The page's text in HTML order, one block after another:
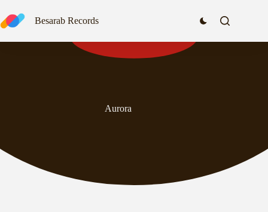
до
вмісту
Besarab Records
Aurora